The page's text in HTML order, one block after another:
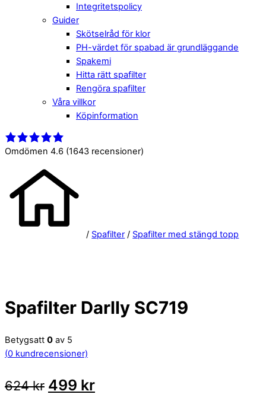
Integritetspolicy
Guider
Skötselråd för klor
PH-värdet för spabad är grundläggande
Spakemi
Hitta rätt spafilter
Rengöra spafilter
Våra villkor
Köpinformation
Close
Menu
Menu
Omdömen 4.6 (1643 recensioner)
/ Spafilter / Spafilter med stängd topp
Spafilter Darlly SC719
Betygsatt 0 av 5
(0 kundrecensioner)
624kr Det
499 krDet